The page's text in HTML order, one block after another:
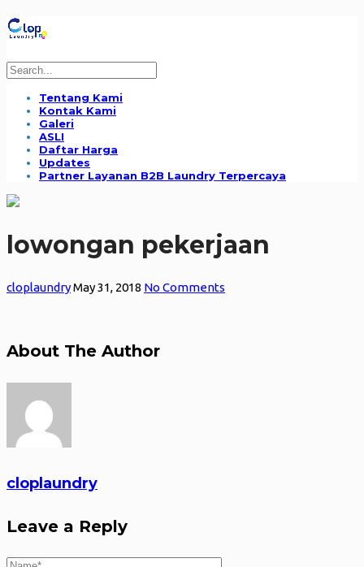
Tentang Kami
Kontak Kami
Galeri
ASLI
Daftar Harga
Updates
Partner Layanan B2B Laundry Terpercaya
lowongan pekerjaan
cloplaundryMay 31, 2018 No Comments
About The Author
cloplaundry
Leave a Reply